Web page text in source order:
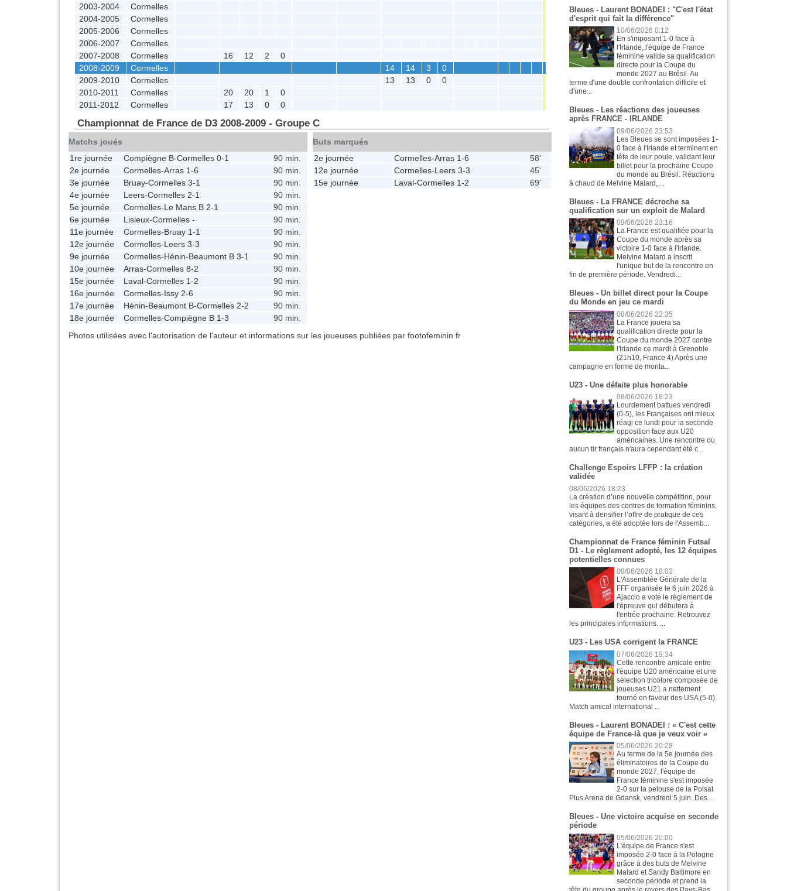
2003-2004
Cormelles
2004-2005
Cormelles
2005-2006
Cormelles
2006-2007
Cormelles
2007-2008
Cormelles 16 12 2 0 0
0
2008-2009
Cormelles 14 14 3
0
2009-2010
Cormelles 13 13 0 0 0
0
2010-2011
Cormelles 20 20 1
0
2011-2012
Cormelles 17 13 0 0
Championnat de France de D3 2008-2009 - Groupe C
Matchs joués
1re journée
Compiègne B-Cormelles 0-1
90 min.
2e journée
Cormelles-Arras 1-6
90 min.
3e journée
Bruay-Cormelles 3-1
90 min.
4e journée
Leers-Cormelles 2-1
90 min.
5e journée
Cormelles-Le Mans B 2-1
90 min.
6e journée
Lisieux-Cormelles -
90 min.
11e journée
Cormelles-Bruay 1-1
90 min.
12e journée
Cormelles-Leers 3-3
90 min.
9e journée
Cormelles-Hénin-Beaumont B 3-1
90 min.
10e journée
Arras-Cormelles 8-2
90 min.
15e journée
Laval-Cormelles 1-2
90 min.
16e journée
Cormelles-Issy 2-6
90 min.
17e journée
Hénin-Beaumont B-Cormelles 2-2
90 min.
18e journée
Cormelles-Compiègne B 1-3 90 min.
Buts marqués
2e journée
Cormelles-Arras 1-6
58'
12e journée
Cormelles-Leers 3-3
45'
15e journée
Laval-Cormelles 1-2 69'
Photos utilisées avec l'autorisation de l'auteur et informations sur les joueuses publiées par footofeminin.fr
Bleues - Laurent BONADEI : "C'est l'état
d'esprit qui fait la différence"
10/06/2026 0:12
En s'imposant 1-0 face à
l'Irlande, l'équipe de France
féminine valide sa qualification
directe pour la Coupe du
monde 2027 au Brésil. Au
terme d'une double confrontation difficile et
d'une...
Bleues - Les réactions des joueuses
après FRANCE - IRLANDE
09/06/2026 23:53
Les Bleues se sont imposées 1-
0 face à l'Irlande et terminent en
tête de leur poule, validant leur
billet pour la prochaine Coupe
du monde au Brésil. Réactions
à chaud de Melvine Malard, ...
Bleues - La FRANCE décroche sa
qualification sur un exploit de Malard
09/06/2026 23:16
La France est qualifiée pour la
Coupe du monde après sa
victoire 1-0 face à l'Irlande.
Melvine Malard a inscrit
l'unique but de la rencontre en
fin de première période. Vendredi...
Bleues - Un billet direct pour la Coupe
du Monde en jeu ce mardi
08/06/2026 22:35
La France jouera sa
qualification directe pour la
Coupe du monde 2027 contre
l'Irlande ce mardi à Grenoble
(21h10, France 4) Après une
campagne en forme de monta...
U23 - Une défaite plus honorable
08/06/2026 18:23
Lourdement battues vendredi
(0-5), les Françaises ont mieux
réagi ce lundi pour la seconde
opposition face aux U20
américaines. Une rencontre où
aucun tir français n'aura cependant été c...
Challenge Espoirs LFFP : la création
validée
08/06/2026 18:23
La création d’une nouvelle compétition, pour
les équipes des centres de formation féminins,
visant à densifier l’offre de pratique de ces
catégories, a été adoptée lors de l'Assemb...
Championnat de France féminin Futsal
D1 - Le règlement adopté, les 12 équipes
potentielles connues
08/06/2026 18:03
L'Assemblée Générale de la
FFF organisée le 6 juin 2026 à
Ajaccio a voté le règlement de
l'épreuve qui débutera à
l'entrée prochaine. Retrouvez
les principales informations. ...
U23 - Les USA corrigent la FRANCE
07/06/2026 19:34
Cette rencontre amicale entre
l'équipe U20 américaine et une
sélection tricolore composée de
joueuses U21 a nettement
tourné en faveur des USA (5-0).
Match amical international ...
Bleues - Laurent BONADEI : « C'est cette
équipe de France-là que je veux voir »
05/06/2026 20:28
Au terme de la 5e journée des
éliminatoires de la Coupe du
monde 2027, l'équipe de
France féminine s'est imposée
2-0 sur la pelouse de la Polsat
Plus Arena de Gdansk, vendredi 5 juin. Des ...
Bleues - Une victoire acquise en seconde
période
05/06/2026 20:00
L'équipe de France s'est
imposée 2-0 face à la Pologne
grâce à des buts de Melvine
Malard et Sandy Baltimore en
seconde période et prend la